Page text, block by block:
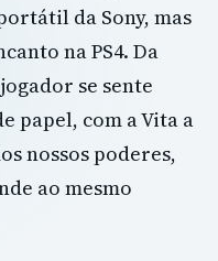
da Sony, mas
na PS4. Da
se sente
papel, com a Vita a
nossos poderes,
ao mesmo